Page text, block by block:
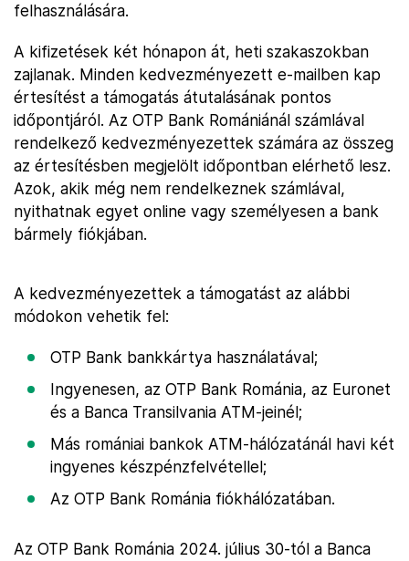
felhasználására.
A kifizetések két hónapon át, heti szakaszokban
zajlanak. Minden kedvezményezett e-mailben kap
értesítést a támogatás átutalásának pontos
időpontjáról. Az OTP Bank Romániánál számlával
rendelkező kedvezményezettek számára az összeg
az értesítésben megjelölt időpontban elérhető lesz.
Azok, akik még nem rendelkeznek számlával,
nyithatnak egyet online vagy személyesen a bank
bármely fiókjában.
A kedvezményezettek a támogatást az alábbi
módokon vehetik fel:
OTP Bank bankkártya használatával;
Ingyenesen, az OTP Bank Románia, az Euronet
és a Banca Transilvania ATM-jeinél;
Más romániai bankok ATM-hálózatánál havi két
ingyenes készpénzfelvétellel;
Az OTP Bank Románia fiókhálózatában.
Az OTP Bank Románia 2024. július 30-tól a Banca